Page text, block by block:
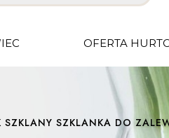
OFERTA
SZKLANY SZKLANKA DO